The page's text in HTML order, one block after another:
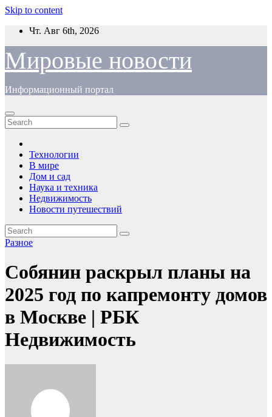
Skip to content
Чт. Авг 6th, 2026
Мировые новости
Информационный портал
Технологии
В мире
Дом и сад
Наука и техника
Недвижимость
Новости путешествий
Разное
Собянин раскрыл планы на
2025 год по капремонту домов
в Москве | РБК
Недвижимость